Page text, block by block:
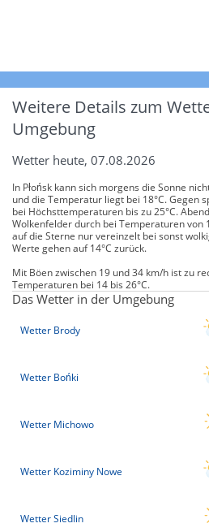
Weitere Details zum
Umgebung
Wetter heute, 07.08.2026
In Płońsk kann sich morgens die Sonne
und die Temperatur liegt bei 18°C. Gegen
bei Höchsttemperaturen bis zu 25°C.
Wolkenfelder durch bei Temperaturen von
auf die Sterne nur vereinzelt bei sonst
Werte gehen auf 14°C zurück.
Mit Böen zwischen 19 und 34 km/h ist zu
Temperaturen bei 14 bis 26°C.
Das Wetter in der Umgebung
Wetter Brody
Wetter Bońki
Wetter Michowo
Wetter Koziminy Nowe
Wetter Siedlin